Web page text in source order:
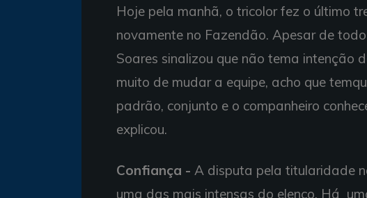
Hoje pela manhã, o tricolor fez o último
novamente no Fazendão. Apesar de
Soares sinalizou que não tema intenção
muito de mudar a equipe, acho que
padrão, conjunto e o companheiro
explicou.
Confiança - A disputa pela titularidade
uma das mais intensas do elenco. Há